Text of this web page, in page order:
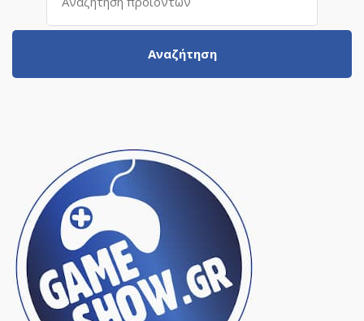
Αναζήτηση